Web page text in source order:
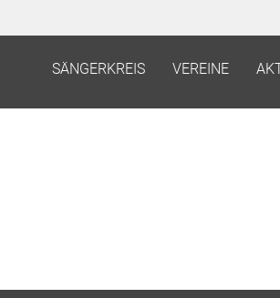
SÄNGERKREIS VEREINE